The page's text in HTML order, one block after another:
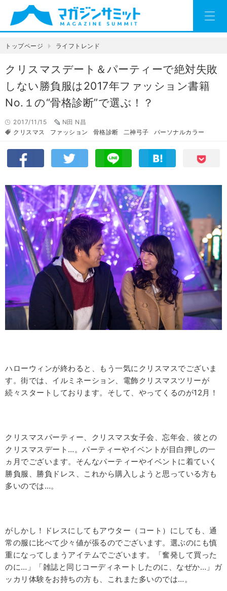
トップページ ライフトレンド
クリスマスデート＆パーティーで絶対失敗
しない勝負服は2017年ファッション書籍
No.１の“骨格診断”で選ぶ！？
2017/11/15
N田 N昌
クリスマス
ファッション 骨格診断 二神弓子 パーソナルカラー
ハローウィンが終わると、もう一気にクリスマスでございま
す。街では、イルミネーション、電飾クリスマスツリーが
続々スタートしております。そして、やってくるのが12 月！
クリスマスパーティー、クリスマス女子会、忘年会、彼との
クリスマスデート…。パーティーやイベントが目白押しの一
ヵ月でございます。そんなパーティーやイベントに着ていく
勝負服、勝負ドレス、これから購入しようと思っている方も
多いのでは…。
がしかし！ドレスにしてもアウター（コート）にしても、通
常の服に比べて少々値が張るのでございます。選ぶのにも慎
重になってしまうアイテムでございます。「奮発して買った
のに…」「雑誌と同じコーディネートしたのに、なぜか…」ガ
ッカリ体験をお持ちの方も、これまた多いのでは…。